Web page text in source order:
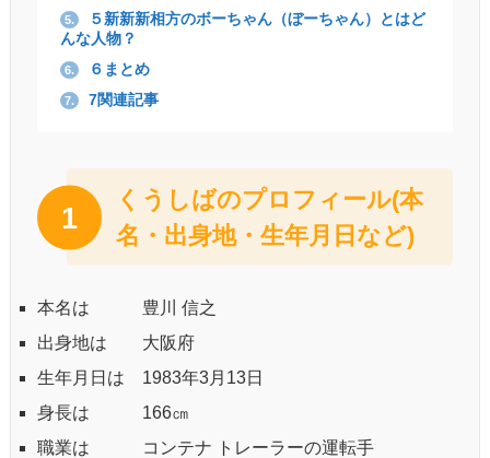
5.
５新新新相方のボーちゃん（ぼーちゃん）とはど
んな人物？
6. ６まとめ
7. 7関連記事
1
くうしばのプロフィール(本
名・出身地・生年月日など)
本名は 豊川 信之
出身地は 大阪府
生年月日は 1983年3月13日
身長は 166㎝
職業は コンテナ トレーラーの運転手